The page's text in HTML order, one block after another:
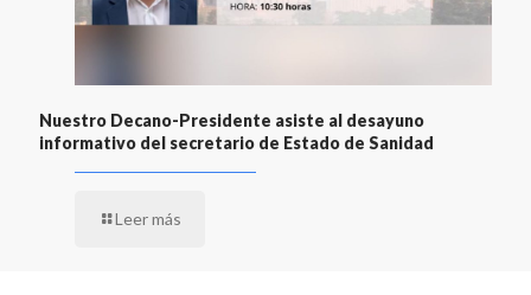
Nuestro Decano-Presidente asiste al desayuno
informativo del secretario de Estado de Sanidad
Leer más